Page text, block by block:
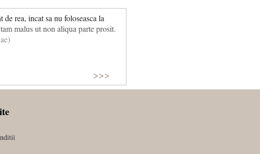
de rea, incat sa nu foloseasca la
malus ut non aliqua parte prosit.
>>>